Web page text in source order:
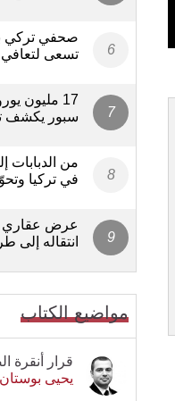
صحفي تركي
تسعى لتعافي
17 مليون
سبور يكشف
من الدبابات
في تركيا
عرض عقاري
انتقاله إلى
مواضيع الكتاب
قرار أنقرة
يحيى بوستان